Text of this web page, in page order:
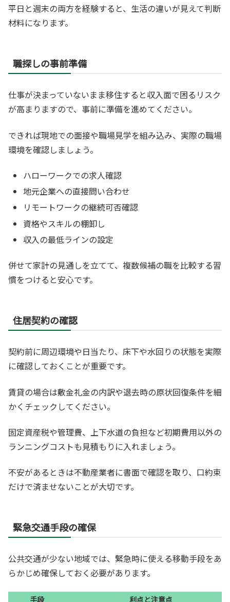
平日と週末の両方を経験すると、生活の違いが見えて判断
材料になります。
職探しの事前準備
仕事が決まっていないまま移住すると収入面で困るリスク
が高まりますので、事前に準備を進めてください。
できれば現地での面接や職場見学を組み込み、実際の職場
環境を確認しましょう。
ハローワークでの求人確認
地元企業への直接問い合わせ
リモートワークの継続可否確認
資格やスキルの棚卸し
収入の最低ラインの設定
併せて家計の見通しを立てて、複数候補の職を比較する習
慣をつけると安心です。
住居契約の確認
契約前に周辺環境や日当たり、床下や水回りの状態を実際
に確認しておくことが重要です。
賃貸の場合は敷金礼金の内訳や退去時の原状回復条件を細
かくチェックしてください。
固定資産税や管理費、上下水道の負担など初期費用以外の
ランニングコストも見積もりに入れましょう。
不安があるときは不動産業者に書面で確認を取り、口約束
だけで済ませないことが大切です。
緊急交通手段の確保
公共交通が少ない地域では、緊急時に使える移動手段をあ
らかじめ確保しておく必要があります。
手段 利点と注意点